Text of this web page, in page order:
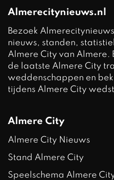
Almerecitynieuws.nl
Bezoek
nieuws, standen,
Almere City van Almere.
de laatste Almere City
weddenschappen en
tijdens Almere City
Almere City
Almere City Nieuws
Stand Almere City
Speelschema Almere